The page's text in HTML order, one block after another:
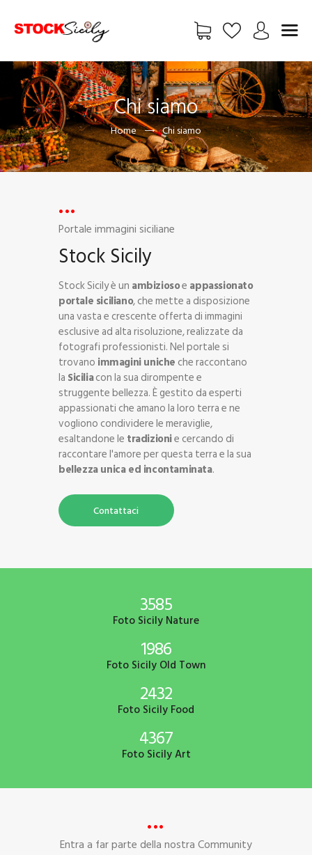
Chi siamo
Home Chi siamo
HOME
CHI SIAMO
VETRINA
EXCLUSIVE
FREE
BLOG
ADV
CONTATTI
UTENTE
Portale immagini siciliane
Stock Sicily
Stock Sicily è un ambiziosoe appassionato
portale siciliano, che mette a disposizione
una vasta e crescente offerta di immagini
esclusive ad alta risoluzione, realizzate da
fotografi professionisti. Nel portale si
trovano immagini uniche che raccontano
la Siciliacon la sua dirompente e
struggente bellezza. È gestito da esperti
appassionati che amano la loro terra e ne
vogliono condividere le meraviglie,
esaltandone le tradizionie cercando di
raccontare l'amore per questa terra e la sua
bellezza unica ed incontaminata.
Contattaci
3585
Foto Sicily Nature
1986
Foto Sicily Old Town
2432
Foto Sicily Food
4367
Foto SicilyArt
Entra a far parte della nostra Community